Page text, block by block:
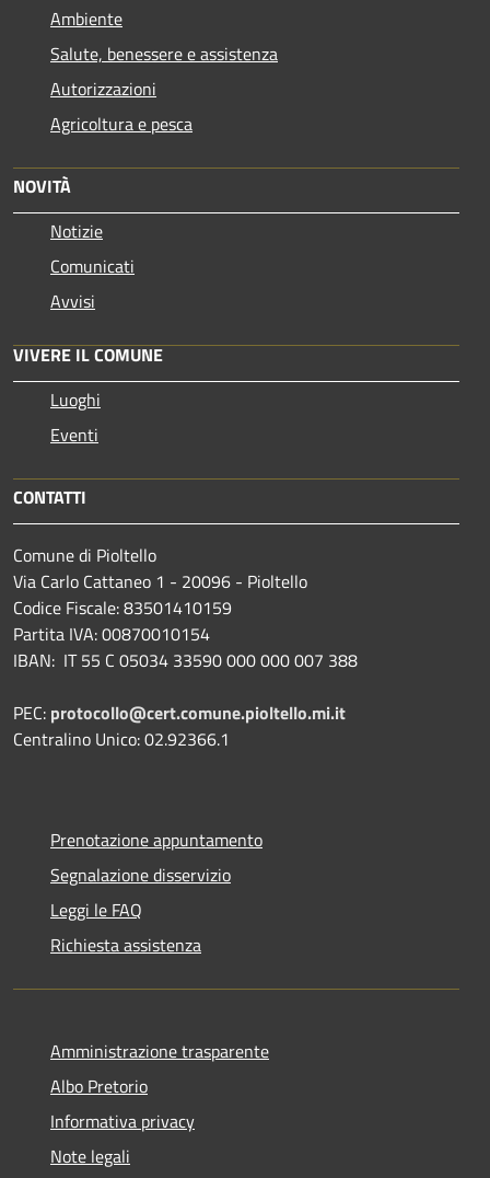
Ambiente
Salute, benessere e assistenza
Autorizzazioni
Agricoltura e pesca
NOVITÀ
Notizie
Comunicati
Avvisi
VIVERE IL COMUNE
Luoghi
Eventi
CONTATTI
Comune di Pioltello
Via Carlo Cattaneo 1 - 20096 - Pioltello
Codice Fiscale: 83501410159
Partita IVA: 00870010154
IBAN: IT 55 C 05034 33590 000 000 007 388
PEC: protocollo@cert.comune.pioltello.mi.it
Centralino Unico: 02.92366.1
Prenotazione appuntamento
Segnalazione disservizio
Leggi le FAQ
Richiesta assistenza
Amministrazione trasparente
Albo Pretorio
Informativa privacy
Note legali